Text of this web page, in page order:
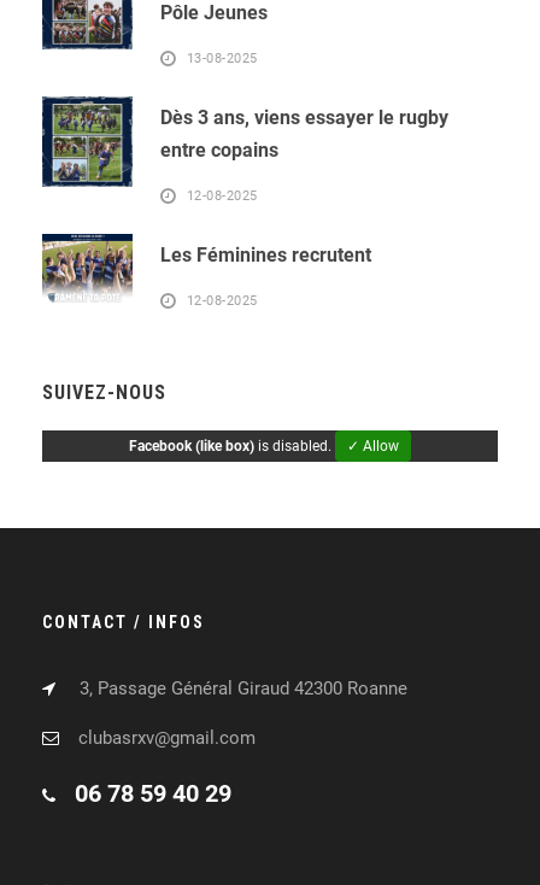
Pôle Jeunes
13-08-2025
Dès 3 ans, viens essayer le rugby
entre copains
12-08-2025
Les Féminines recrutent
12-08-2025
SUIVEZ-NOUS
Facebook (like box) is disabled. ✓ Allow
CONTACT / INFOS
3, Passage Général Giraud 42300 Roanne
clubasrxv@gmail.com
06 78 59 40 29